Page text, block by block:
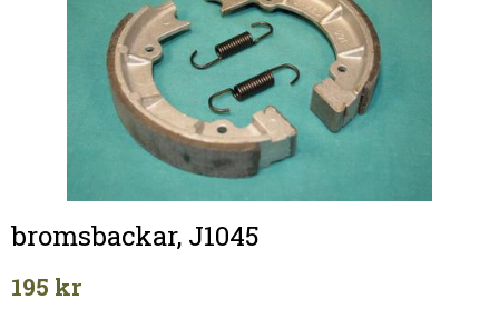
bromsbackar, J1045
195 kr